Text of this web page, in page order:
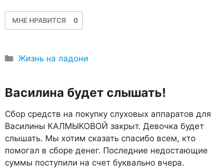
МНЕ НРАВИТСЯ 0
Рубрики
Жизнь на ладони
Василина будет слышать!
Сбор средств на покупку слуховых аппаратов для
Василины КАЛМЫКОВОЙ закрыт. Девочка будет
слышать. Мы хотим сказать спасибо всем, кто
помогал в сборе денег. Последние недостающие
суммы поступили на счет буквально вчера.